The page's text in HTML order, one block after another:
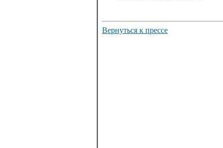
Вернуться к прессе